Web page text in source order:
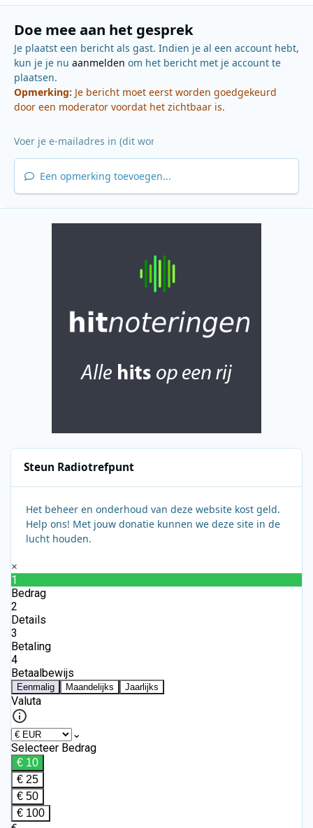
Doe mee aan het gesprek
Je plaatst een bericht als gast. Indien je al een account hebt,
kun je je nu aanmelden om het bericht met je account te
plaatsen.
Opmerking: Je bericht moet eerst worden goedgekeurd
door een moderator voordat het zichtbaar is.
Een opmerking toevoegen...
Steun Radiotrefpunt
Het beheer en onderhoud van deze website kost geld.
Help ons! Met jouw donatie kunnen we deze site in de
lucht houden.